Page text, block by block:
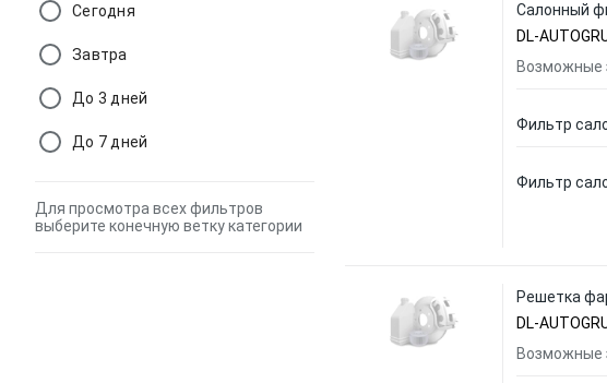
Сегодня
Завтра
До 3 дней
До 7 дней
Для просмотра всех фильтров
выберите конечную ветку категории
Салонный
DL-
Возможные
Фильтр
Фильтр
Решетка
DL-
Возможные